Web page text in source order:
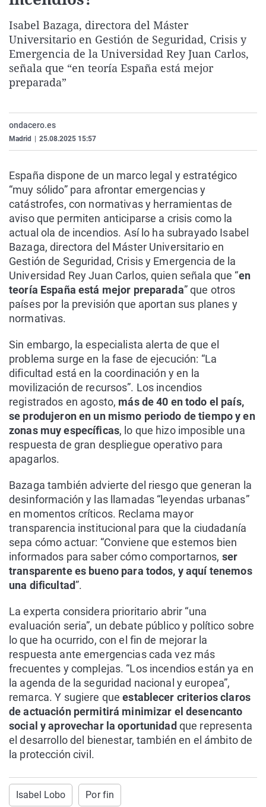
Gente viajera
Como el perro y el
Retornados
Equipo de
Operación Viuda
Galicia
La Rioja
Navarra
Televisión
Elecciones
Isabel Bazaga, directora del Máster
Universitario en Gestión de Seguridad, Crisis y
Emergencia de la Universidad Rey Juan Carlos,
señala que “en teoría España está mejor
preparada”
ondacero.es
Madrid 25.08.2025 15:57
España dispone de un marco legal y estratégico
“muy sólido” para afrontar emergencias y
catástrofes, con normativas y herramientas de
aviso que permiten anticiparse a crisis como la
actual ola de incendios. Así lo ha subrayado Isabel
Bazaga, directora del Máster Universitario en
Gestión de Seguridad, Crisis y Emergencia de la
Universidad Rey Juan Carlos, quien señala que “en
teoría España está mejor preparada” que otros
países por la previsión que aportan sus planes y
normativas.
Sin embargo, la especialista alerta de que el
problema surge en la fase de ejecución: “La
dificultad está en la coordinación y en la
movilización de recursos”. Los incendios
registrados en agosto, más de 40 en todo el país,
se produjeron en un mismo periodo de tiempo y en
zonas muy específicas, lo que hizo imposible una
respuesta de gran despliegue operativo para
apagarlos.
Bazaga también advierte del riesgo que generan la
desinformación y las llamadas “leyendas urbanas”
en momentos críticos. Reclama mayor
transparencia institucional para que la ciudadanía
sepa cómo actuar: “Conviene que estemos bien
informados para saber cómo comportarnos, ser
transparente es bueno para todos, y aquí tenemos
una dificultad”.
La experta considera prioritario abrir “una
evaluación seria”, un debate público y político sobre
lo que ha ocurrido, con el fin de mejorar la
respuesta ante emergencias cada vez más
frecuentes y complejas. “Los incendios están ya en
la agenda de la seguridad nacional y europea”,
remarca. Y sugiere que establecer criterios claros
de actuación permitirá minimizar el desencanto
social y aprovechar la oportunidad que representa
el desarrollo del bienestar, también en el ámbito de
la protección civil.
Isabel Lobo Por fin